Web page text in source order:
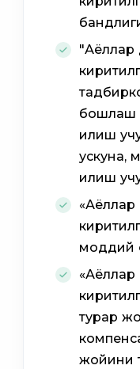
"Аёллар
бошлаш
қилиш
ускуна,
қилиш
«Аёллар
моддий
«Аёллар
турар
жойини